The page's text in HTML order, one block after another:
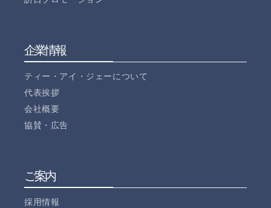
企業情報
ティー・アイ・ジェーについて
代表挨拶
会社概要
協賛・広告
ご案内
採用情報